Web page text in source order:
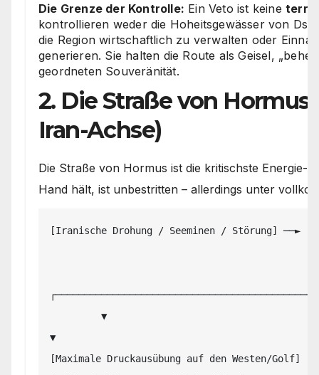
Die Grenze der Kontrolle: Ein Veto ist keine
kontrollieren weder die Hoheitsgewässer von
die Region wirtschaftlich zu verwalten oder
generieren. Sie halten die Route als Geisel,
geordneten Souveränität.
2. Die Straße von Hormus
Iran-Achse)
Die Straße von Hormus ist die kritischste Energie-
Hand hält, ist unbestritten – allerdings unter
[Iranische Drohung / Seeminen / Störung] ──►
▼
[Maximale Druckausübung auf den Westen/Golf]